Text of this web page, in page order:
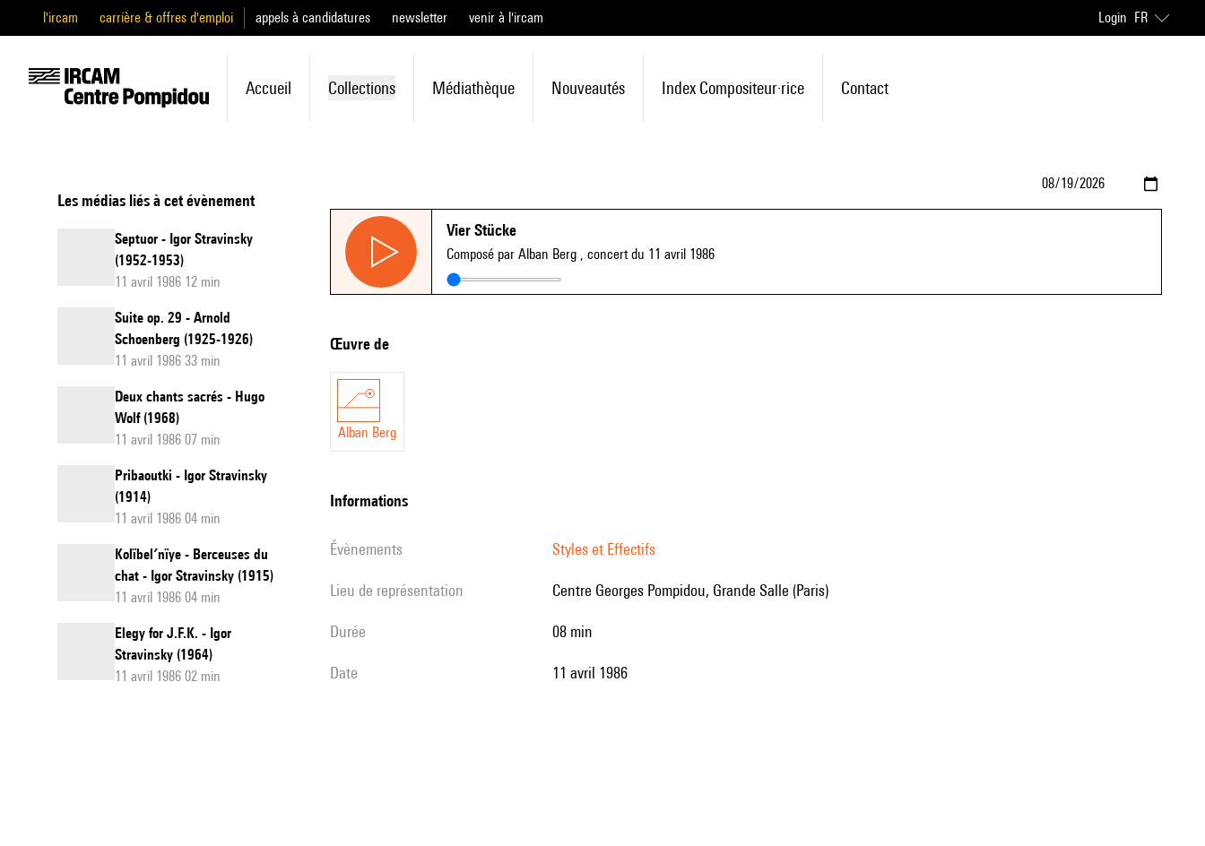
l'ircam carrière & offres d'emploi appels à candidatures newsletter venir à l'ircam Login FR
Accueil Collections Médiathèque Nouveautés Index Compositeur·rice Contact
Les médias liés à cet évènement
Septuor - Igor Stravinsky
(1952-1953)
11 avril 1986 12 min
Suite op. 29 - Arnold
Schoenberg (1925-1926)
11 avril 1986 33 min
Deux chants sacrés - Hugo
Wolf (1968)
11 avril 1986 07 min
Pribaoutki - Igor Stravinsky
(1914)
11 avril 1986 04 min
Kolïbel′nïye - Berceuses du
chat - Igor Stravinsky (1915)
11 avril 1986 04 min
Elegy for J.F.K. - Igor
Stravinsky (1964)
11 avril 1986 02 min
Vier Stücke
Composé par Alban Berg , concert du 11 avril 1986
Œuvre de
Alban Berg
informations
évènements Styles et Effectifs
Lieu de représentation Centre Georges Pompidou, Grande Salle (Paris)
durée 08 min
date 11 avril 1986